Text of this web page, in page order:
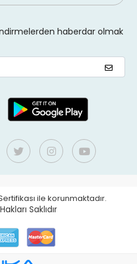
haberdar olmak
ile korunmaktadır.
Saklıdır